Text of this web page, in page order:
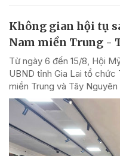
Không gian hội tụ
Nam miền Trung -
Từ ngày 6 đến 15/8, Hội
UBND tỉnh Gia Lai tổ chức
miền Trung và Tây